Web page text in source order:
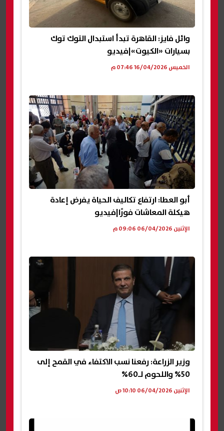
وائل فايز: القاهرة تبدأ استبدال التوك توك
بسيارات «الكيوت»|فيديو
الخميس 16/04/2026 07:46 م
أبو العطا: ارتفاع تكاليف الحياة يفرض إعادة
هيكلة المعاشات فورًا|فيديو
الإثنين 06/04/2026 09:06 م
وزير الزراعة: رفعنا نسب الاكتفاء في القمح إلى
50% واللحوم لـ60%
الإثنين 06/04/2026 10:10 ص